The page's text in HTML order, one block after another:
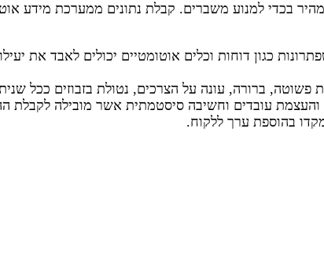
מהיר בכדי למנוע משברים. קבלת נתונים ממערכת מידע
כגון דוחות וכלים אוטומטיים יכולים לאבד את
פשוטה, ברורה, עונה על הצרכים, נטולת בזבוזים ככל
עובדים וחשיבה סיסטמתית אשר מובילה לקבלת
בהוספת ערך ללקוח.